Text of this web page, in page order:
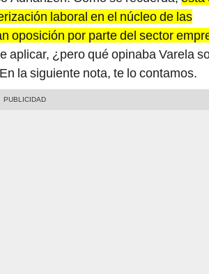
laboral en el núcleo de las
oposición por parte del sector
aplicar, ¿pero qué opinaba Varela
la siguiente nota, te lo contamos.